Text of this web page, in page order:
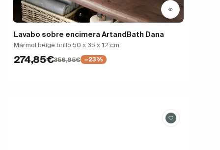
Lavabo sobre encimera ArtandBath Dana
Mármol beige brillo 50 x 35 x 12 cm
274,85€356,95€ −23%